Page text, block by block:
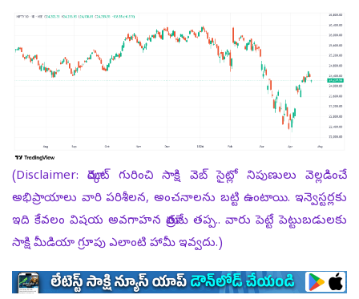
(Disclaimer: మార్కెట్ గురించి సాక్షి వెబ్ సైట్లో నిపుణులు వెల్లడించే
అభిప్రాయాలు వారి పరిశీలన, అంచనాలను బట్టి ఉంటాయి. ఇన్వెస్టర్లకు
ఇది కేవలం విషయ అవగాహన మాత్రమే తప్ప.. వారు పెట్టే పెట్టుబడులకు
సాక్షి మీడియా గ్రూపు ఎలాంటి హామీ ఇవ్వదు.)